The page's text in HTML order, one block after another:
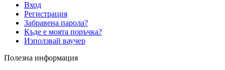
Вход
Регистрация
Забравена парола?
Къде е моята поръчка?
Използвай ваучер
Полезна информация